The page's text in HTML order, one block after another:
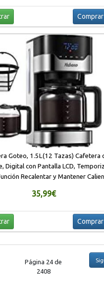
Comprar
Goteo, 1.5L(12 Tazas) Cafetera
Digital con Pantalla LCD,
Recalentar y Mantener
35,99€
Comprar
Página 24 de
2408